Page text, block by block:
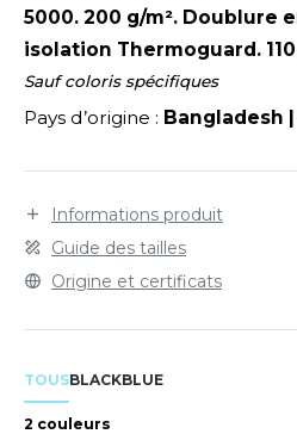
IN EUROPE
LABEL / TEAR AWAY
SHOPPING
ROW
OF THE LOOM
5000. 200 g/m². Doublure
isolation Thermoguard. 110
Sauf coloris spécifiques
Pays d’origine : Bangladesh
Informations produit
Guide des tailles
Origine et certificats
TOUSBLACKBLUE
2 couleurs